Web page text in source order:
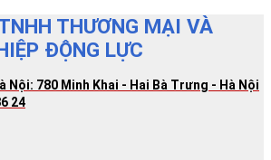
THƯƠNG MẠI VÀ
ĐỘNG LỰC
Nội: 780 Minh Khai - Hai Bà Trưng - Hà Nội
24